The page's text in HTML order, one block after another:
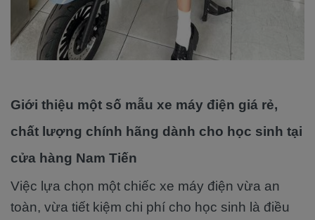
Giới thiệu một số mẫu xe máy điện giá rẻ,
chất lượng chính hãng dành cho học sinh tại
cửa hàng Nam Tiến
Việc lựa chọn một chiếc xe máy điện vừa an
toàn, vừa tiết kiệm chi phí cho học sinh là điều